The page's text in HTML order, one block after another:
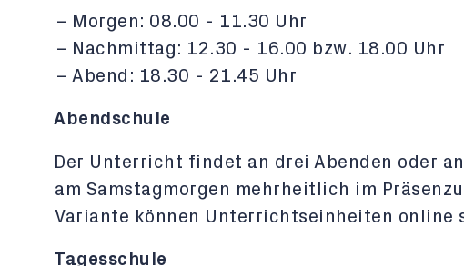
Morgen: 08.00 - 11.30 Uhr
Nachmittag: 12.30 - 16.00 bzw. 18.00 Uhr
Abend: 18.30 - 21.45 Uhr
Abendschule
Der Unterricht findet an drei Abenden oder
am Samstagmorgen mehrheitlich im
Variante können Unterrichtseinheiten online
Tagesschule